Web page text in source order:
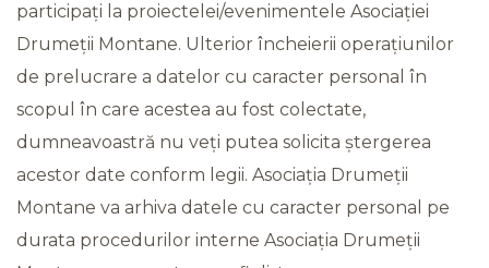
participați la proiectelei/evenimentele Asociației
Drumeții Montane. Ulterior încheierii operațiunilor
de prelucrare a datelor cu caracter personal în
scopul în care acestea au fost colectate,
dumneavoastră nu veți putea solicita ștergerea
acestor date conform legii. Asociația Drumeții
Montane va arhiva datele cu caracter personal pe
durata procedurilor interne Asociația Drumeții